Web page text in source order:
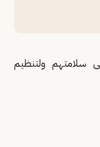
سلامتهم ولتنظيم